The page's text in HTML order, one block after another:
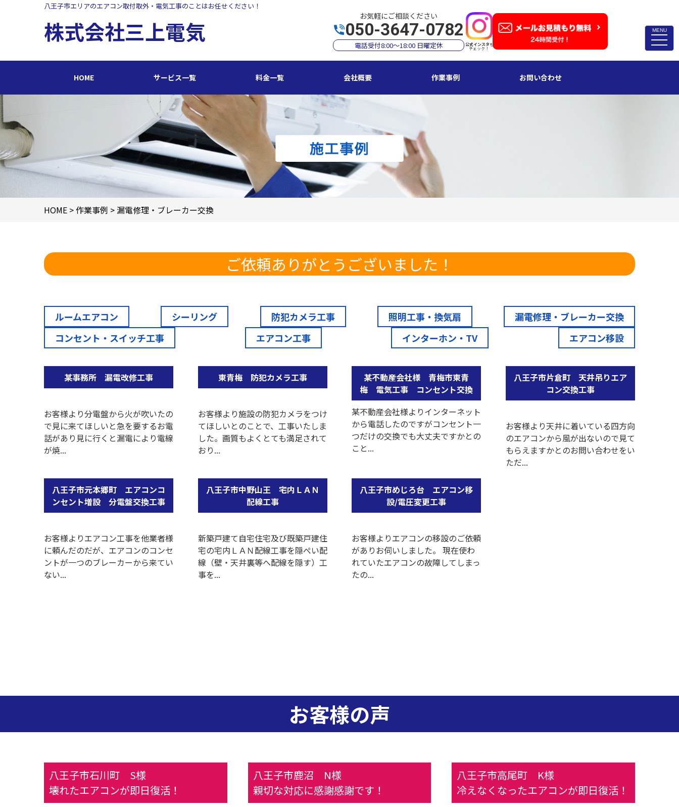
MENU
toggle
八王子市エリアのエアコン取付取外・電気工事のことはお任せください！
株式会社三上電気
お気軽にご相談ください
050-3647-0782
電話受付8:00～18:00 日曜定休 公式インスタも
チェック！
HOME サービス一覧
業務用エアコン交換・取付・修理 エアコンクリーニング エアコン修理・取付
インターホン修理・取付
照明の修理・取付
ブレーカー修理・取付
単相３線式切替工事 換気扇等修理・取付
LAN、電気配線工事
防犯カメラ 家庭用EV充電工事
料金一覧 会社概要 作業事例 お問い合わせ
HOME >作業事例 > 漏電修理・ブレーカー交換
ご依頼ありがとうございました！
ルームエアコン シーリング 防犯カメラ工事 照明工事・換気扇
漏電修理・ブレーカー交換
コンセント・スイッチ工事
エアコン工事 インターホン・TV エアコン移設
某事務所 漏電改修工事
お客様より分電盤から火が吹いたの
で見に来てほしいと急を要するお電
話があり見に行くと漏電により電線
が焼...
東青梅 防犯カメラ工事
お客様より施設の防犯カメラをつけ
てほしいとのことで、工事いたしま
した。画質もよくとても満足されて
おり...
某不動産会社様 青梅市東青
梅 電気工事 コンセント交換
某不動産会社様よりインターネット
から電話したのですがコンセント一
つだけの交換でも大丈夫ですかとの
こと...
八王子市片倉町 天井吊りエア
コン交換工事
お客様より天井に着いている四方向
のエアコンから風が出ないので見て
もらえますかとのお問い合わせをい
ただ...
八王子市元本郷町 エアコンコ
ンセント増設 分電盤交換工事
お客様よりエアコン工事を他業者様
に頼んだのだが、エアコンのコンセ
ントが一つのブレーカーから来てい
ない...
八王子市中野山王 宅内ＬＡＮ
配線工事
新築戸建て自宅住宅及び既築戸建住
宅の宅内ＬＡＮ配線工事を隠ぺい配
線（壁・天井裏等へ配線を隠す）工
事を...
八王子市めじろ台 エアコン移
設/電圧変更工事
お客様よりエアコンの移設のご依頼
がありお伺いしました。 現在使わ
れていたエアコンの故障してしまっ
たの...
お客様の声
八王子市石川町 S様
壊れたエアコンが即日復活！
八王子市鹿沼 N様
親切な対応に感謝感謝です！
八王子市高尾町 K様
冷えなくなったエアコンが即日復活！